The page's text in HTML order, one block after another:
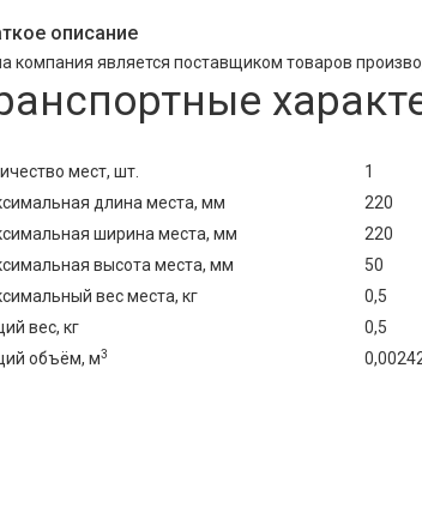
описание
компания является поставщиком товаров
мест, шт.
1
длина места, мм
220
ширина места, мм
220
высота места, мм
50
вес места, кг
0,5
вес, кг
0,5
объём, м3